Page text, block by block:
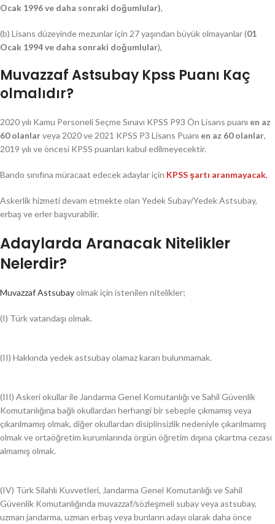
Ocak 1996 ve daha sonraki doğumlular),
(b) Lisans düzeyinde mezunlar için 27 yaşından büyük olmayanlar (01
Ocak 1994 ve daha sonraki doğumlular),
Muvazzaf Astsubay Kpss Puanı Kaç
olmalıdır?
2020 yılı Kamu Personeli Seçme Sınavı KPSS P93 Ön Lisans puanı en az
60 olanlarveya 2020 ve 2021 KPSS P3 Lisans Puanı en az 60 olanlar,
2019 yılı ve öncesi KPSS puanları kabul edilmeyecektir.
Bando sınıfına müracaat edecek adaylar için KPSS şartı aranmayacak,
Askerlik hizmeti devam etmekte olan Yedek Subay/Yedek Astsubay,
erbaş ve erler başvurabilir.
Adaylarda Aranacak Nitelikler
Nelerdir?
Muvazzaf Astsubayolmak için istenilen nitelikler;
(I) Türk vatandaşı olmak.
(II) Hakkında yedek astsubay olamaz kararı bulunmamak.
(III) Askeri okullar ile Jandarma Genel Komutanlığı ve Sahil Güvenlik
Komutanlığına bağlı okullardan herhangi bir sebeple çıkmamış veya
çıkarılmamış olmak, diğer okullardan disiplinsizlik nedeniyle çıkarılmamış
olmak ve ortaöğretim kurumlarında örgün öğretim dışına çıkartma cezası
almamış olmak.
(IV) Türk Silahlı Kuvvetleri, Jandarma Genel Komutanlığı ve Sahil
Güvenlik Komutanlığında muvazzaf/sözleşmeli subay veya astsubay,
uzman jandarma, uzman erbaş veya bunların adayı olarak daha önce